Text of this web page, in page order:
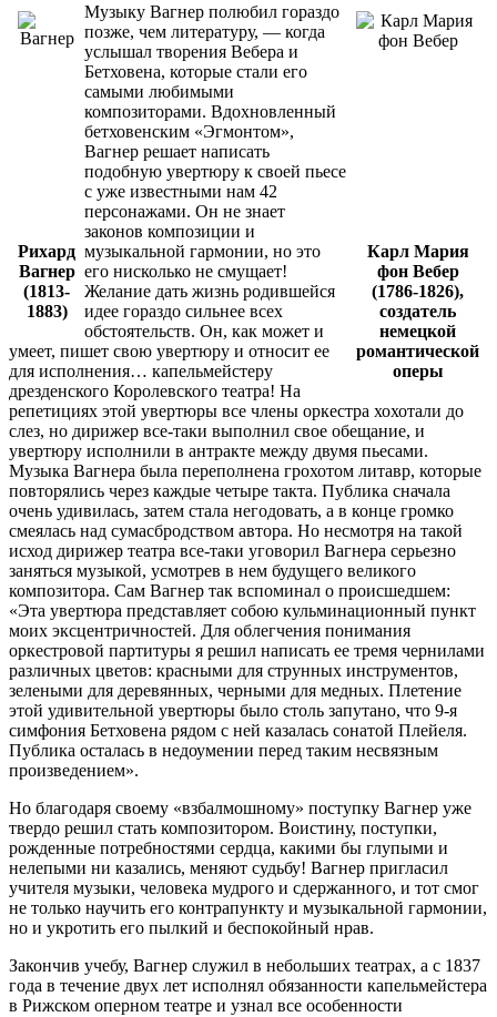
Рихард
Вагнер
(1813-
1883)
Карл Мария
фон Вебер
(1786-1826),
создатель
немецкой
романтической
оперы
Музыку Вагнер полюбил гораздо
позже, чем литературу, — когда
услышал творения Вебера и
Бетховена, которые стали его
самыми любимыми
композиторами. Вдохновленный
бетховенским «Эгмонтом»,
Вагнер решает написать
подобную увертюру к своей пьесе
с уже известными нам 42
персонажами. Он не знает
законов композиции и
музыкальной гармонии, но это
его нисколько не смущает!
Желание дать жизнь родившейся
идее гораздо сильнее всех
обстоятельств. Он, как может и
умеет, пишет свою увертюру и относит ее
для исполнения… капельмейстеру
дрезденского Королевского театра! На
репетициях этой увертюры все члены оркестра хохотали до
слез, но дирижер все-таки выполнил свое обещание, и
увертюру исполнили в антракте между двумя пьесами.
Музыка Вагнера была переполнена грохотом литавр, которые
повторялись через каждые четыре такта. Публика сначала
очень удивилась, затем стала негодовать, а в конце громко
смеялась над сумасбродством автора. Но несмотря на такой
исход дирижер театра все-таки уговорил Вагнера серьезно
заняться музыкой, усмотрев в нем будущего великого
композитора. Сам Вагнер так вспоминал о происшедшем:
«Эта увертюра представляет собою кульминационный пункт
моих эксцентричностей. Для облегчения понимания
оркестровой партитуры я решил написать ее тремя чернилами
различных цветов: красными для струнных инструментов,
зелеными для деревянных, черными для медных. Плетение
этой удивительной увертюры было столь запутано, что 9-я
симфония Бетховена рядом с ней казалась сонатой Плейеля.
Публика осталась в недоумении перед таким несвязным
произведением».
Но благодаря своему «взбалмошному» поступку Вагнер уже
твердо решил стать композитором. Воистину, поступки,
рожденные потребностями сердца, какими бы глупыми и
нелепыми ни казались, меняют судьбу! Вагнер пригласил
учителя музыки, человека мудрого и сдержанного, и тот смог
не только научить его контрапункту и музыкальной гармонии,
но и укротить его пылкий и беспокойный нрав.
Закончив учебу, Вагнер служил в небольших театрах, а с 1837
года в течение двух лет исполнял обязанности капельмейстера
в Рижском оперном театре и узнал все особенности